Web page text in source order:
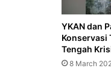
19
YKAN dan
Konservasi
Tengah
8 March